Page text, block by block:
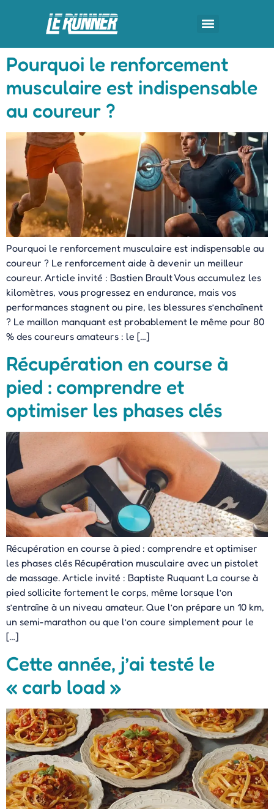
Pourquoi le renforcement
musculaire est indispensable
au coureur ?
Pourquoi le renforcement musculaire est indispensable au
coureur ? Le renforcement aide à devenir un meilleur
coureur. Article invité : Bastien Brault Vous accumulez les
kilomètres, vous progressez en endurance, mais vos
performances stagnent ou pire, les blessures s’enchaînent
? Le maillon manquant est probablement le même pour 80
% des coureurs amateurs : le […]
Récupération en course à
pied : comprendre et
optimiser les phases clés
Récupération en course à pied : comprendre et optimiser
les phases clés Récupération musculaire avec un pistolet
de massage. Article invité : Baptiste Ruquant La course à
pied sollicite fortement le corps, même lorsque l’on
s’entraîne à un niveau amateur. Que l’on prépare un 10 km,
un semi-marathon ou que l’on coure simplement pour le
[…]
Cette année, j’ai testé le
« carb load »